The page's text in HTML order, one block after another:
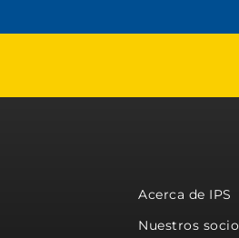
Acerca de IPS
Nuestros